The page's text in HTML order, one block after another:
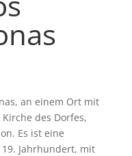
an einem Ort mit
des Dorfes,
Es ist eine
Jahrhundert, mit